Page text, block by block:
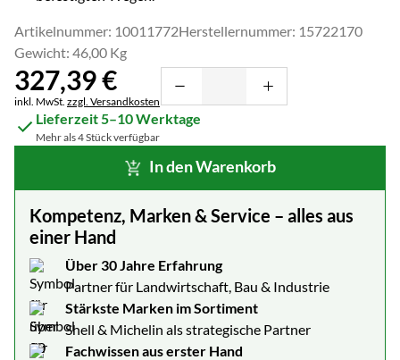
Artikelnummer: 10011772Herstellernummer: 15722170
Gewicht: 46,00 Kg
327,39€
Steuerhinweis:
inkl. MwSt. zzgl. Versandkosten
Lieferzeit 5–10 Werktage
Mehr als 4 Stück verfügbar
In den Warenkorb
Kompetenz, Marken & Service – alles aus
einer Hand
Über 30 Jahre Erfahrung
Partner für Landwirtschaft, Bau & Industrie
Stärkste Marken im Sortiment
Shell & Michelin als strategische Partner
Fachwissen aus erster Hand